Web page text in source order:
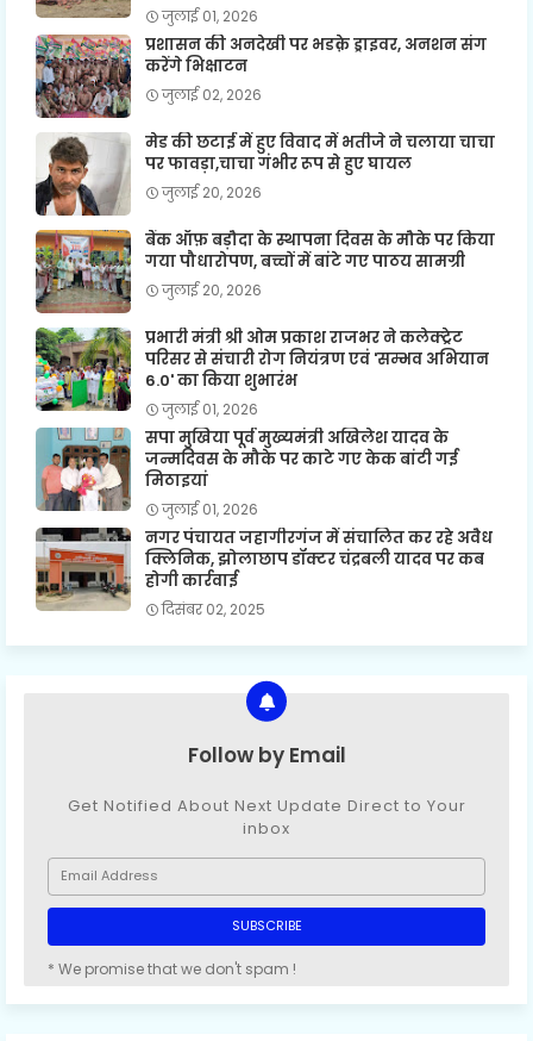
जुलाई 01, 2026
प्रशासन की अनदेखी पर भडक़े ड्राइवर, अनशन संग
करेंगे भिक्षाटन
जुलाई 02, 2026
मेड की छटाई में हुए विवाद में भतीजे ने चलाया चाचा
पर फावड़ा,चाचा गंभीर रूप से हुए घायल
जुलाई 20, 2026
बैंक ऑफ़ बड़ौदा के स्थापना दिवस के मौके पर किया
गया पौधारोपण, बच्चों में बांटे गए पाठय सामग्री
जुलाई 20, 2026
प्रभारी मंत्री श्री ओम प्रकाश राजभर ने कलेक्ट्रेट
परिसर से संचारी रोग नियंत्रण एवं 'सम्भव अभियान
6.0' का किया शुभारंभ
जुलाई 01, 2026
सपा मुखिया पूर्व मुख्यमंत्री अखिलेश यादव के
जन्मदिवस के मौके पर काटे गए केक बांटी गई
मिठाइयां
जुलाई 01, 2026
नगर पंचायत जहागीरगंज में संचालित कर रहे अवैध
क्लिनिक, झोलाछाप डॉक्टर चंद्रबली यादव पर कब
होगी कार्रवाई
दिसंबर 02, 2025
Follow by Email
Get Notified About Next Update Direct to Your
inbox
* We promise that we don't spam !